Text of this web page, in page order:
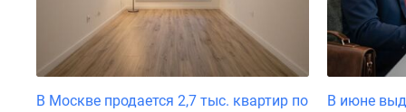
Коттеджные
поселки
ипотекуВ Москве продается 2,7 тыс. квартир по
В июне